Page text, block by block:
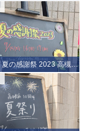
【イベント】夏の感謝祭 2023 高槻店・茨木店 同時開催 ～ご来店ありがとうございました～